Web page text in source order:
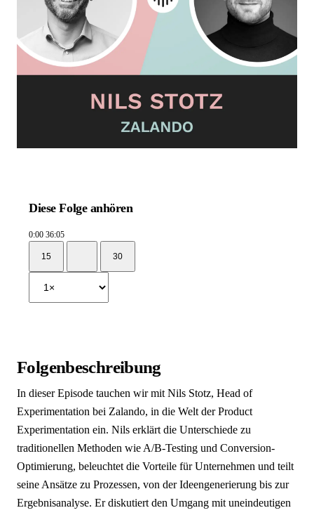
Diese Folge anhören
0:00 36:05
15 30
Folgenbeschreibung
In dieser Episode tauchen wir mit Nils Stotz, Head of
Experimentation bei Zalando, in die Welt der Product
Experimentation ein. Nils erklärt die Unterschiede zu
traditionellen Methoden wie A/B-Testing und Conversion-
Optimierung, beleuchtet die Vorteile für Unternehmen und teilt
seine Ansätze zu Prozessen, von der Ideengenerierung bis zur
Ergebnisanalyse. Er diskutiert den Umgang mit uneindeutigen